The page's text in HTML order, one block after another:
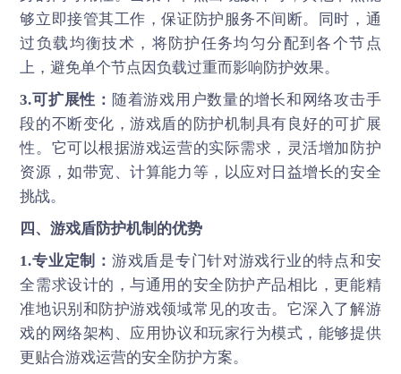
够立即接管其工作，保证防护服务不间断。同时，通
过负载均衡技术，将防护任务均匀分配到各个节点
上，避免单个节点因负载过重而影响防护效果。
3.可扩展性： 随着游戏用户数量的增长和网络攻击手
段的不断变化，游戏盾的防护机制具有良好的可扩展
性。它可以根据游戏运营的实际需求，灵活增加防护
资源，如带宽、计算能力等，以应对日益增长的安全
挑战。
四、游戏盾防护机制的优势
1.专业定制： 游戏盾是专门针对游戏行业的特点和安
全需求设计的，与通用的安全防护产品相比，更能精
准地识别和防护游戏领域常见的攻击。它深入了解游
戏的网络架构、应用协议和玩家行为模式，能够提供
更贴合游戏运营的安全防护方案。